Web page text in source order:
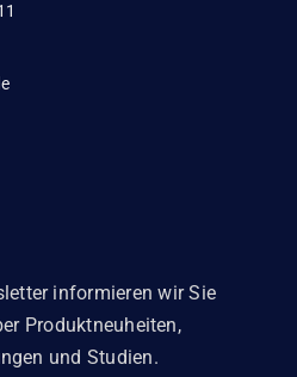
informieren wir Sie
Produktneuheiten,
und Studien.